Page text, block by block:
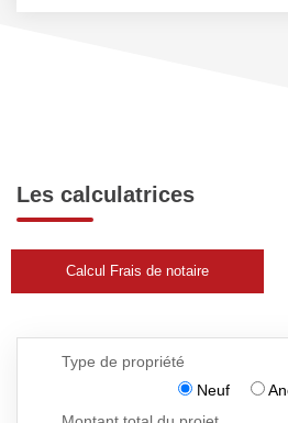
Les calculatrices
Calcul Frais de notaire